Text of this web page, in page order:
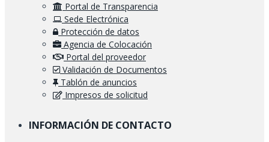
Portal de Transparencia
Sede Electrónica
Protección de datos
Agencia de Colocación
Portal del proveedor
Validación de Documentos
Tablón de anuncios
Impresos de solicitud
INFORMACIÓN DE CONTACTO